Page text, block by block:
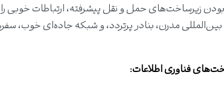
بودن زیرساخت‌های حمل و نقل پیشرفته، ارتباطات خوبی
مدرن، بنادر پرتردد، و شبکه جاده‌ای خوب،
فناوری اطلاعات: